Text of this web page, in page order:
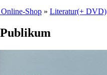
Shop » Literatur(+ DVD)